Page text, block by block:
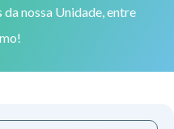
nossa Unidade, entre